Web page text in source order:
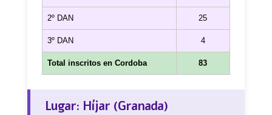
2º DAN 25
3º DAN 4
Total inscritos en Cordoba 83
Lugar: Híjar (Granada)